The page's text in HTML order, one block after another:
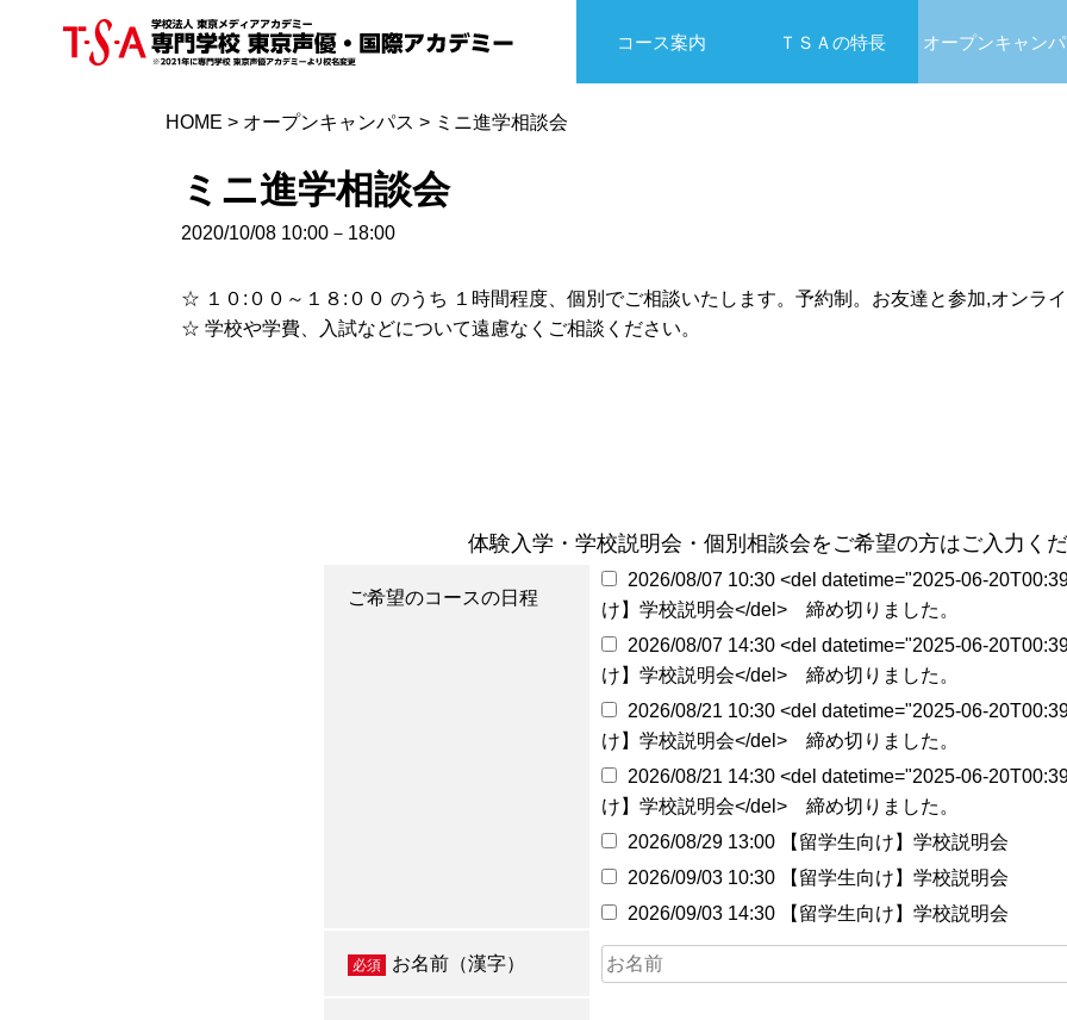
コース案内 ＴＳＡの特長 オープンキャン
HOME > オープンキャンパス > ミニ進学相談会
ミニ進学相談会
2020/10/08 10:00－18:00
☆ １０:００～１８:００ のうち １時間程度、個別でご相談いたします。予約制。お友達と参加,オンラ
☆ 学校や学費、入試などについて遠慮なくご相談ください。
体験入学・学校説明会・個別相談会をご希望の方はご入力く
ご希望のコースの日程
2026/08/07 10:30 <del datetime="2025-06-
け】学校説明会</del> 締め切りました。
2026/08/07 14:30 <del datetime="2025-06-
け】学校説明会</del> 締め切りました。
2026/08/21 10:30 <del datetime="2025-06-
け】学校説明会</del> 締め切りました。
2026/08/21 14:30 <del datetime="2025-06-
け】学校説明会</del> 締め切りました。
2026/08/29 13:00 【留学生向け】学校説明会
2026/09/03 10:30 【留学生向け】学校説明会
2026/09/03 14:30 【留学生向け】学校説明会
必須 お名前（漢字）